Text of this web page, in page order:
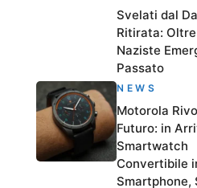
Svelati dal
Ritirata:
Naziste
Passato
NEWS
Motorola
Futuro: in
Smartwatch
Convertibile
Smartphone,